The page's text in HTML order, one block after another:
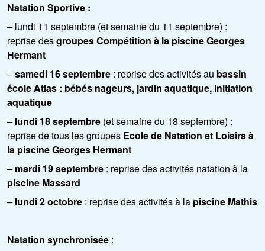
Natation Sportive :
– lundi 11 septembre (et semaine du 11 septembre) :
reprise desgroupes Compétition à la piscine Georges
Hermant
–samedi 16 septembre : reprise des activités au bassin
école Atlas : bébés nageurs, jardin aquatique, initiation
aquatique
– lundi 18 septembre (et semaine du 18 septembre) :
reprise de tous les groupes Ecole de Natation et Loisirs à
la piscine Georges Hermant
– mardi 19 septembre : reprise des activités natation à la
piscine Massard
– lundi 2 octobre : reprise des activités à la piscine Mathis
Natation synchronisée :